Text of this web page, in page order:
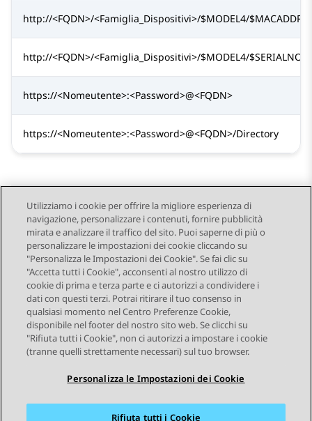
http://<FQDN>/<Famiglia_Dispositivi>/$MODEL4/$MACADDR
http://<FQDN>/<Famiglia_Dispositivi>/$MODEL4/$SERIALNO
https://<Nomeutente>:<Password>@<FQDN>
https://<Nomeutente>:<Password>@<FQDN>/Directory
Send Feedback
Navigazione argomento
Argomento precedente Argomento successivo
STAY CONNECTED
Utilizziamo i cookie per offrire la migliore esperienza di
navigazione, personalizzare i contenuti, fornire pubblicità
mirata e analizzare il traffico del sito. Puoi saperne di più o
personalizzare le impostazioni dei cookie cliccando su
"Personalizza le Impostazioni dei Cookie". Se fai clic su
"Accetta tutti i Cookie", acconsenti al nostro utilizzo di
cookie di prima e terza parte e ci autorizzi a condividere i
dati con questi terzi. Potrai ritirare il tuo consenso in
qualsiasi momento nel Centro Preferenze Cookie,
disponibile nel footer del nostro sito web. Se clicchi su
"Rifiuta tutti i Cookie", non ci autorizzi a impostare i cookie
(tranne quelli strettamente necessari) sul tuo browser.
Personalizza le Impostazioni dei Cookie
Rifiuta tutti i Cookie